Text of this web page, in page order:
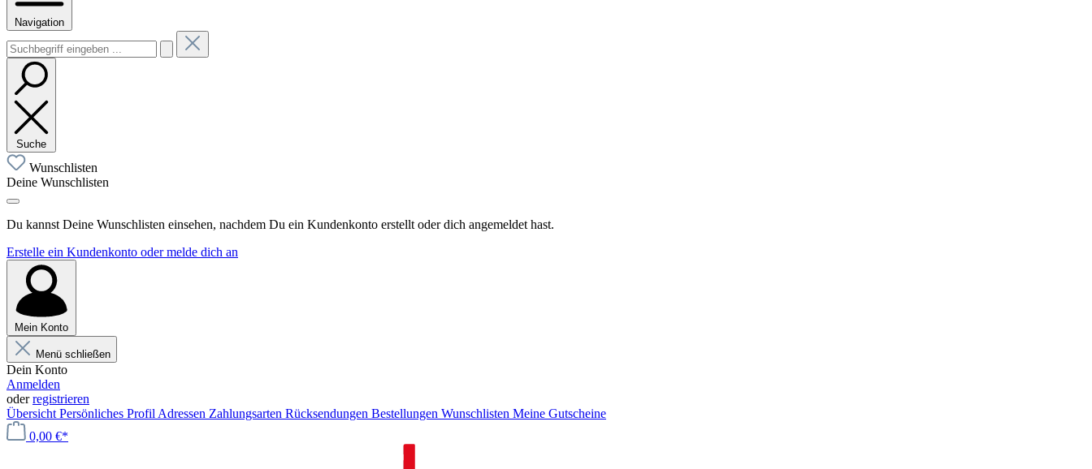
Navigation
Suche
Wunschlisten
Deine Wunschlisten
Du kannst Deine Wunschlisten einsehen, nachdem Du ein Kundenkonto erstellt oder dich angemeldet hast.
Erstelle ein Kundenkonto oder melde dich an
Mein Konto
Menü schließen
Dein Konto
Anmelden
oderregistrieren
Übersicht Persönliches Profil Adressen Zahlungsarten Rücksendungen Bestellungen Wunschlisten Meine Gutscheine
0,00 €*